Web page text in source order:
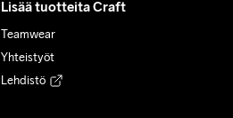
Lisää tuotteita Craft
Teamwear
Yhteistyöt
Lehdistö